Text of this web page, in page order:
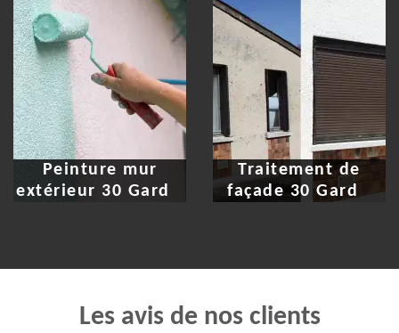
Peinture mur
extérieur 30 Gard
Traitement de
façade 30 Gard
Les avis de nos clients